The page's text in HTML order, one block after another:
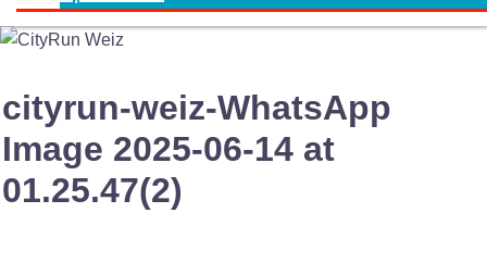
cityrun-weiz-WhatsApp
Image 2025-06-14 at
01.25.47(2)